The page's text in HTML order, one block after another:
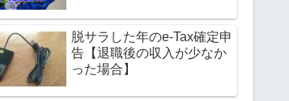
脱サラした年のe-Tax確定申
告【退職後の収入が少なか
った場合】